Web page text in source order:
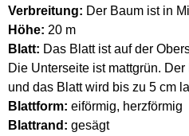
Verbreitung: Der Baum ist in
Höhe: 20 m
Blatt: Das Blatt ist auf der
Die Unterseite ist mattgrün.
und das Blatt wird bis zu 5 cm
Blattform: eiförmig, herzförmig
Blattrand: gesägt